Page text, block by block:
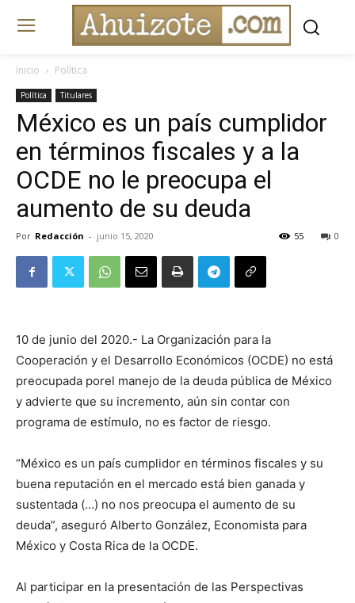
Inicio Política
Política Titulares
México es un país cumplidor
en términos fiscales y a la
OCDE no le preocupa el
aumento de su deuda
Por Redacción - junio 15, 2020 0
55
10 de junio del 2020.- La Organización para la
Cooperación y el Desarrollo Económicos (OCDE) no está
preocupada porel manejo de la deuda pública de México
y advierte que su incremento, aún sin contar con
programa de estímulo, no es factor de riesgo.
“México es un país cumplidor en términos fiscales y su
buena reputación en el mercado está bien ganada y
sustentada (…) no nos preocupa el aumento de su
deuda”, aseguró Alberto González, Economista para
México y Costa Rica de la OCDE.
Al participar en la presentación de las Perspectivas